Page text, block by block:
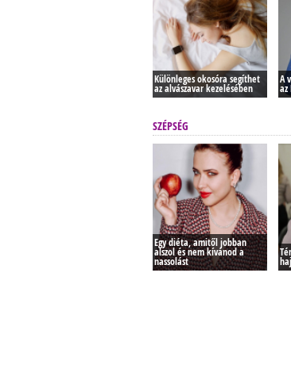
Különleges okosóra segíthet
az alvászavar kezelésében
A
az
SZÉPSÉG
Egy diéta, amitől jobban
alszol és nem kívánod a
nassolást